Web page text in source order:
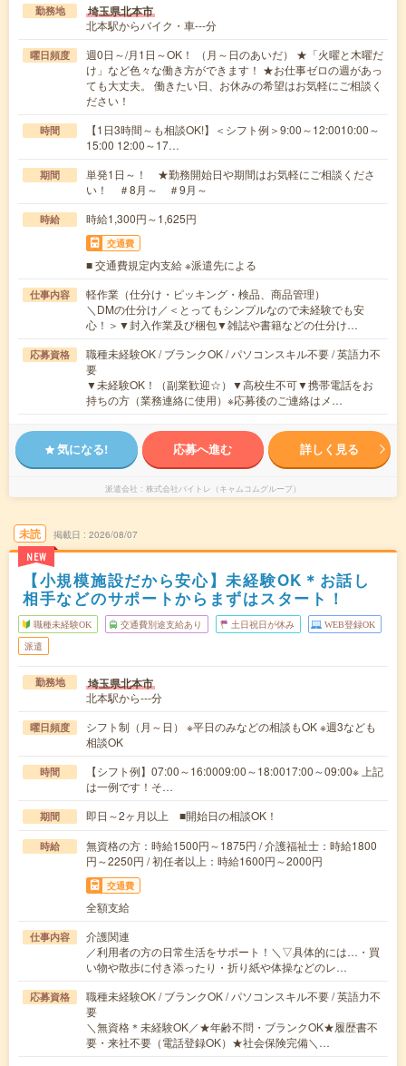
勤務地 埼玉県北本市
北本駅からバイク・車---分
曜日頻度
週0日～/月1日～OK！ （月～日のあいだ） ★「火曜と木曜だ
け」など色々な働き方ができます！ ★お仕事ゼロの週があっ
ても大丈夫。 働きたい日、お休みの希望はお気軽にご相談く
ださい！
時間
【1日3時間～も相談OK!】＜シフト例＞9:00～12:0010:00～
15:00 12:00～17…
期間
単発1日～！ ★勤務開始日や期間はお気軽にご相談くださ
い！ ＃8月～ ＃9月～
時給 時給1,300円～1,625円
交通費
■ 交通費規定内支給 ※派遣先による
仕事内容
軽作業（仕分け・ピッキング・検品、商品管理）
＼DMの仕分け／＜とってもシンプルなので未経験でも安
心！＞▼封入作業及び梱包▼雑誌や書籍などの仕分け…
応募資格
職種未経験OK / ブランクOK / パソコンスキル不要 / 英語力不
要
▼未経験OK！（副業歓迎☆）▼高校生不可▼携帯電話をお
持ちの方（業務連絡に使用）※応募後のご連絡はメ…
気になる! 応募へ進む 詳しく見る
派遣会社 株式会社バイトレ（キャムコムグループ）
未読
NEW
掲載日 2026/08/07
【小規模施設だから安心】未経験OK＊お話し
相手などのサポートからまずはスタート！
職種未経験OK 交通費別途支給あり 土日祝日が休み WEB登録OK
派遣
勤務地 埼玉県北本市
北本駅から---分
曜日頻度
シフト制（月～日） ※平日のみなどの相談もOK ※週3なども
相談OK
時間
【シフト例】07:00～16:0009:00～18:0017:00～09:00※ 上記
は一例です！そ…
期間 即日～2ヶ月以上 ■開始日の相談OK！
時給
無資格の方：時給1500円～1875円 / 介護福祉士：時給1800
円～2250円 / 初任者以上：時給1600円～2000円
交通費
全額支給
仕事内容
介護関連
／利用者の方の日常生活をサポート！＼▽具体的には…・買
い物や散歩に付き添ったり・折り紙や体操などのレ…
応募資格
職種未経験OK / ブランクOK / パソコンスキル不要 / 英語力不
要
＼無資格＊未経験OK／★年齢不問・ブランクOK★履歴書不
要・来社不要（電話登録OK）★社会保険完備＼…